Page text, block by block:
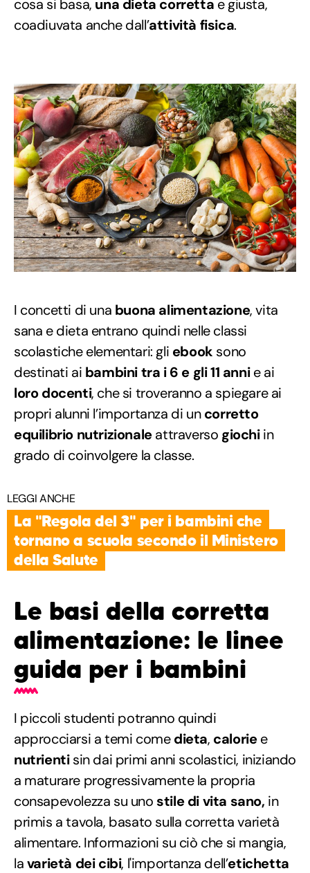
cosa si basa, una dieta corretta e giusta,
coadiuvata anche dall’attività fisica.
I concetti di una buona alimentazione, vita
sana e dieta entrano quindi nelle classi
scolastiche elementari: gli ebook sono
destinati ai bambini tra i 6 e gli 11 annie ai
loro docenti, che si troveranno a spiegare ai
propri alunni l’importanza di uncorretto
equilibrio nutrizionaleattraverso giochiin
grado di coinvolgere la classe.
LEGGI ANCHE
La "Regola del 3" per i bambini che
tornano a scuola secondo il Ministero
della Salute
Le basi della corretta
alimentazione: le linee
guida per i bambini
I piccoli studenti potranno quindi
approcciarsi a temi comedieta, caloriee
nutrientisin dai primi anni scolastici, iniziando
a maturare progressivamente la propria
consapevolezza su uno stile di vita sano, in
primis a tavola, basato sulla corretta varietà
alimentare. Informazioni su ciò che si mangia,
lavarietà dei cibi, l'importanza dell’etichetta